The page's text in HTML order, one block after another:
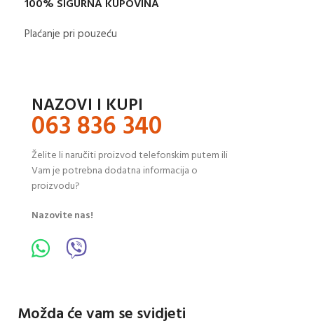
100% SIGURNA KUPOVINA
Plaćanje pri pouzeću
NAZOVI I KUPI
063 836 340
Želite li naručiti proizvod telefonskim putem ili
Vam je potrebna dodatna informacija o
proizvodu?
Nazovite nas!
Možda će vam se svidjeti